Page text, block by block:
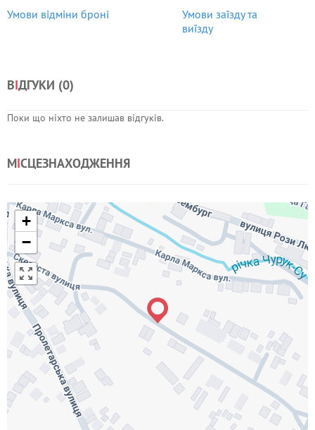
Умови відміни броні
Умови заїзду та
виїзду
ВІДГУКИ (0)
Поки що ніхто не залишав відгуків.
МІСЦЕЗНАХОДЖЕННЯ
+
−